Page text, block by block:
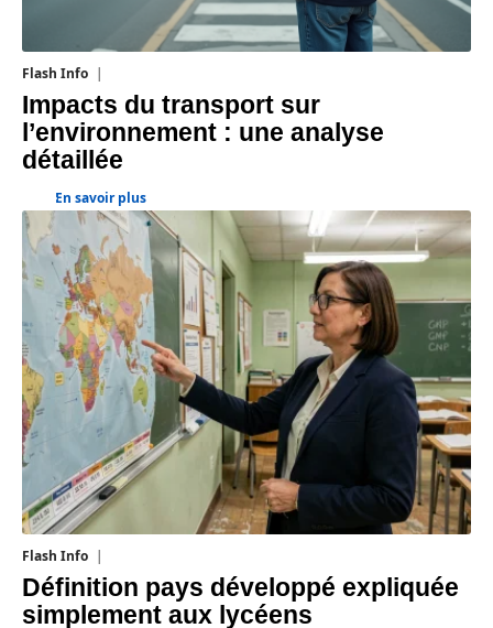
Flash Info
Impacts du transport sur
l’environnement : une analyse
détaillée
En savoir plus
Flash Info
Définition pays développé expliquée
simplement aux lycéens